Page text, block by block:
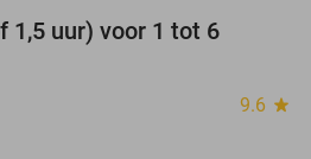
1,5 uur) voor 1 tot 6
9.6 star